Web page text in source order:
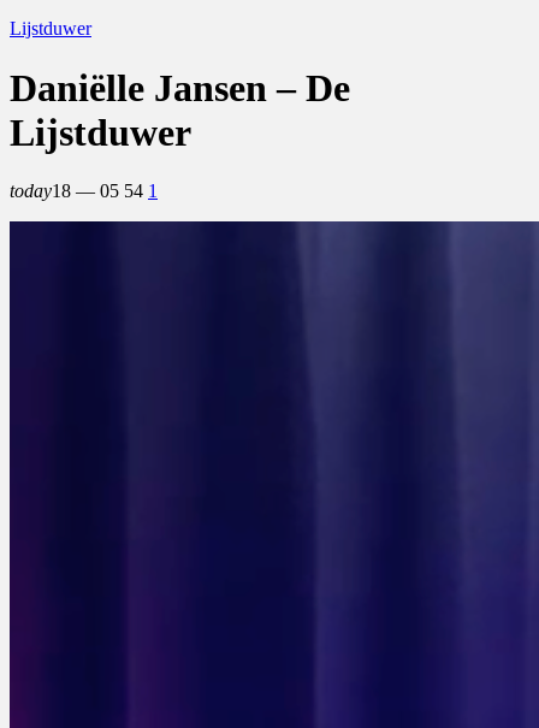
Lijstduwer
Daniëlle Jansen – De
Lijstduwer
today18 — 05 54 1